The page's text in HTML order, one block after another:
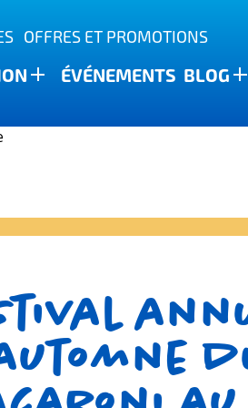
OFFRES ET PROMOTIONS
ÉVÉNEMENTS BLOG